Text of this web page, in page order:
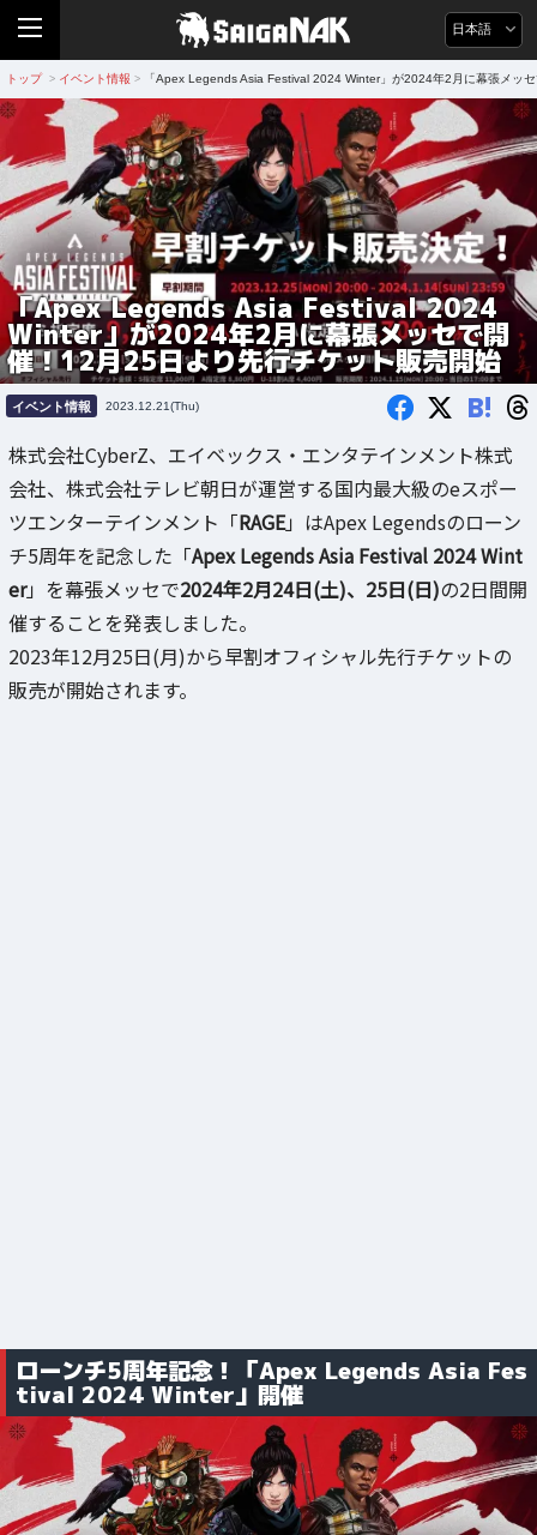
日本語
トップ > イベント情報 > 「Apex Legends Asia Festival 2024 Winter」が2024年2月に幕張メッ
「Apex Legends Asia Festival 2024
Winter」が2024年2月に幕張メッセで開
催！12月25日より先行チケット販売開始
イベント情報 2023.12.21(Thu) B!
株式会社CyberZ、エイベックス・エンタテインメント株式
会社、株式会社テレビ朝日が運営する国内最大級のeスポー
ツエンターテインメント「RAGE」はApex Legendsのローン
チ5周年を記念した「Apex Legends Asia Festival 2024 Wint
er」を幕張メッセで2024年2月24日(土)、25日(日)の2日間開
催することを発表しました。
2023年12月25日(月)から早割オフィシャル先行チケットの
販売が開始されます。
ローンチ5周年記念！「Apex Legends Asia Fes
tival 2024 Winter」開催